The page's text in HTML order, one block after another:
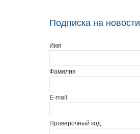
Подписка на новости
Имя
Фамилия
E-mail
Проверочный код